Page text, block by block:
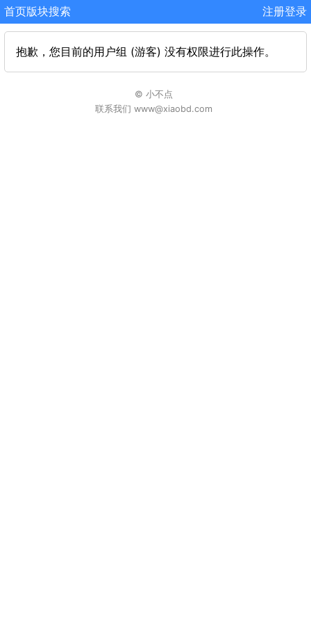
首页版块搜索 注册登录
抱歉，您目前的用户组 (游客) 没有权限进行此操作。
© 小不点
联系我们 www@xiaobd.com